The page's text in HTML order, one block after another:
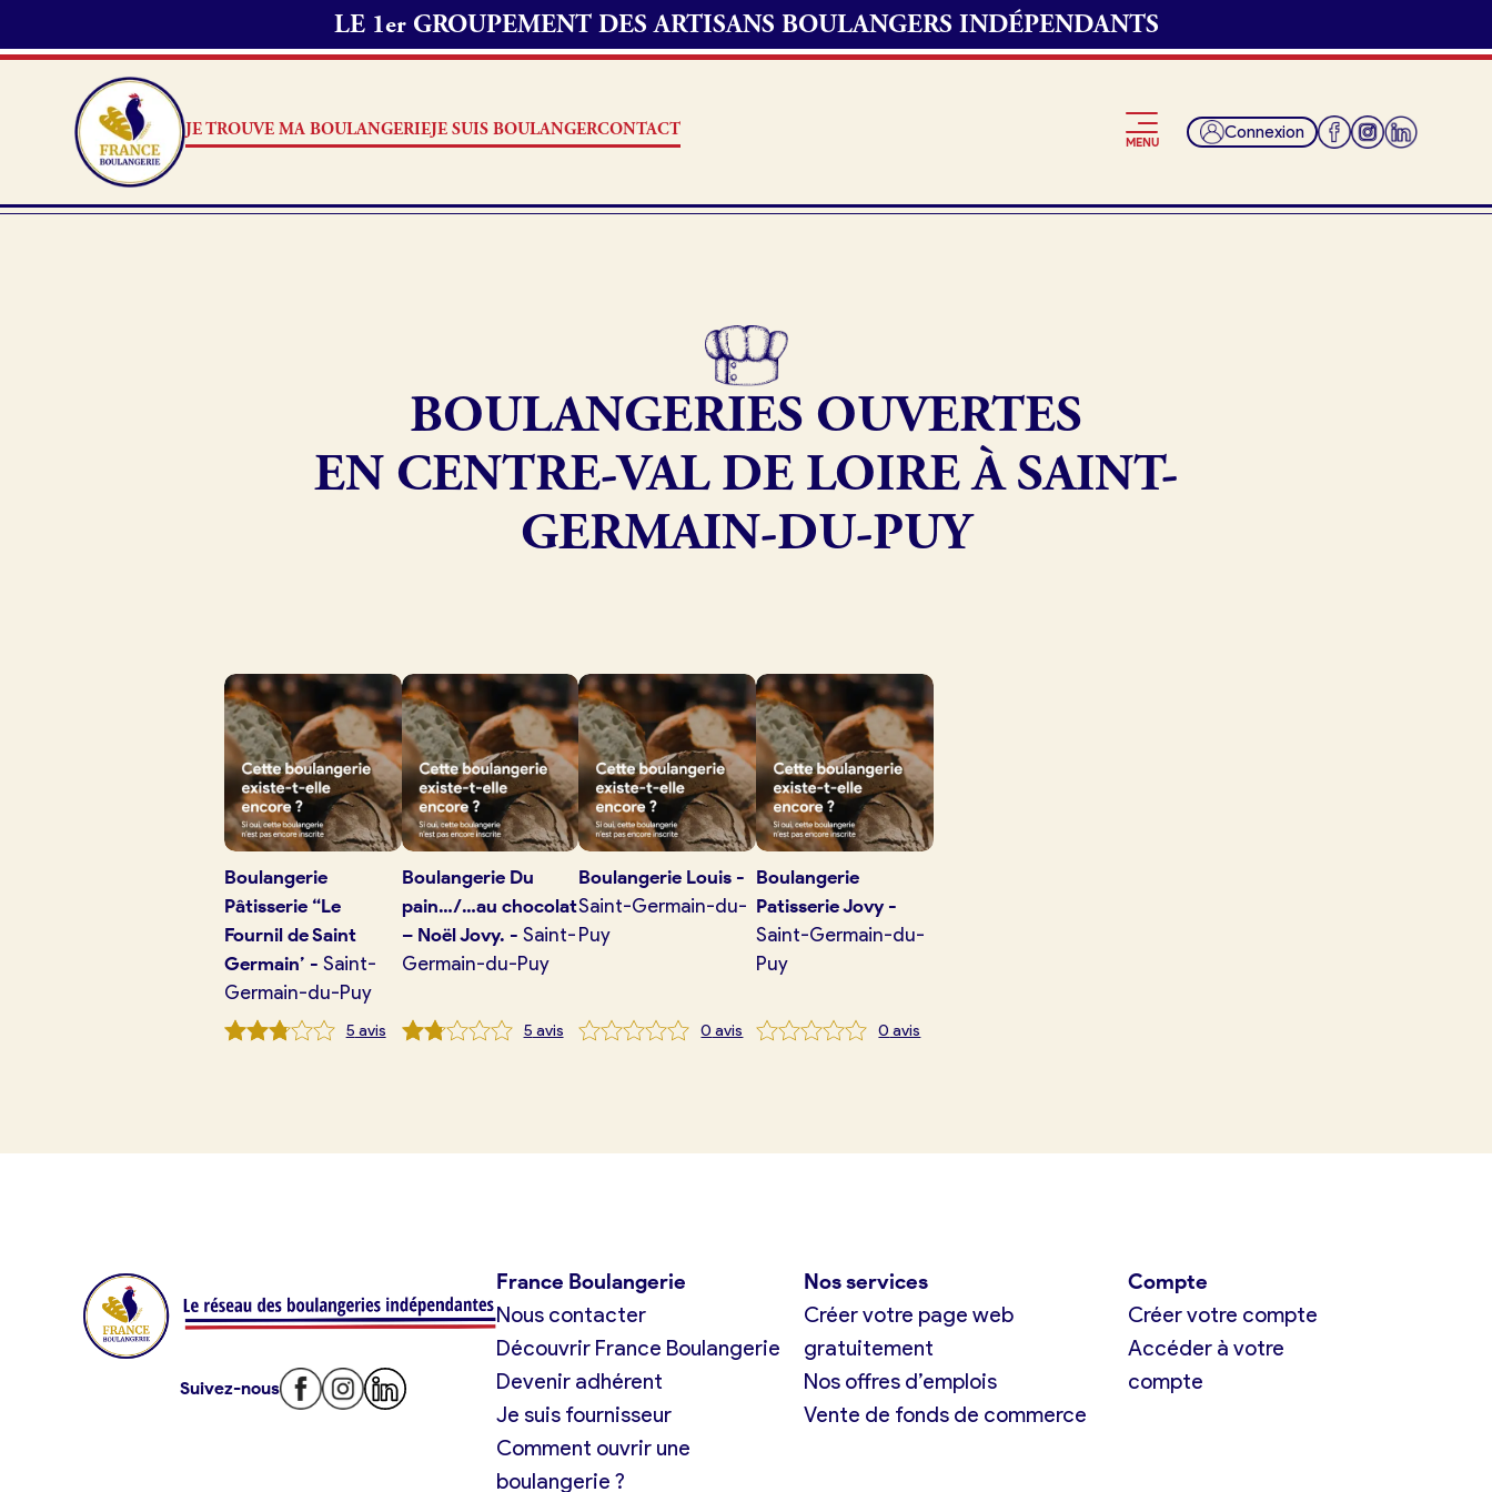
LE 1er GROUPEMENT DES ARTISANS BOULANGERS INDÉPENDANTS
JE TROUVE MA BOULANGERIEJE SUIS BOULANGERCONTACT
MENU Connexion
Je trouve ma boulangerie
Je suis boulanger
Je découvre France Boulangerie
Mes tarifs
Mon comparatif gratuit
Offres d’emploi
Je suis fournisseur
Pourquoi adhérer à France Boulangerie
Offres d’emploi
Fonds de commerce
Actualités
BOULANGERIES OUVERTES
EN CENTRE-VAL DE LOIRE À SAINT-
GERMAIN-DU-PUY
Boulangerie
Pâtisserie “Le
Fournil de Saint
Germain’ - Saint-
Germain-du-Puy
5 avis
Boulangerie Du
pain…/…au chocolat
– Noël Jovy. - Saint-
Germain-du-Puy
5 avis
Boulangerie Louis -
Saint-Germain-du-
Puy
0 avis
Boulangerie
Patisserie Jovy-
Saint-Germain-du-
Puy
0 avis
Suivez-nous
France Boulangerie
Nous contacter
Découvrir France Boulangerie
Devenir adhérent
Je suis fournisseur
Comment ouvrir une
boulangerie ?
Nos services
Créer votre page web
gratuitement
Nos offres d’emplois
Vente de fonds de commerce
Compte
Créer votre compte
Accéder à votre
compte